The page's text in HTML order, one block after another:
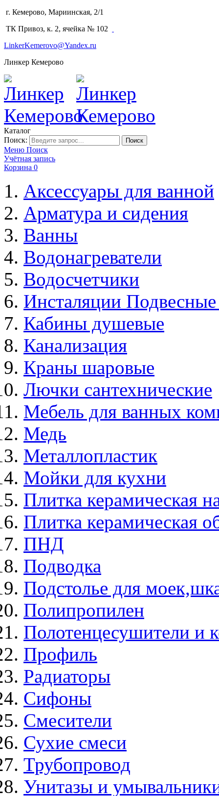
г. Кемерово, Мариинская, 2/1
ТК Привоз, к. 2, ячейка № 102
LinkerKemerovo@Yandex.ru
Линкер Кемерово
Каталог
Поиск:
Поиск
Меню Поиск
Учётная запись
Корзина 0
Аксессуары для ванной
Арматура и сидения
Ванны
Водонагреватели
Водосчетчики
Инсталяции
Кабины душевые
Канализация
Краны шаровые
Лючки сантехнические
Мебель для ванных
Медь
Металлопластик
Мойки для кухни
Плитка керамическая
Плитка керамическая
ПНД
Подводка
Подстолье для
Полипропилен
Полотенцесушители и
Профиль
Радиаторы
Сифоны
Смесители
Сухие смеси
Трубопровод
Унитазы и